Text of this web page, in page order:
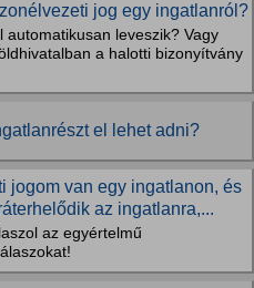
jog egy ingatlanról?
leveszik? Vagy
a halotti bizonyítvány
el lehet adni?
jogom van egy ingatlanon, és
az ingatlanra,...
az egyértelmű